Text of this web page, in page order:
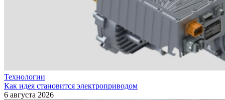
Технологии
Как идея становится электроприводом
6 августа 2026